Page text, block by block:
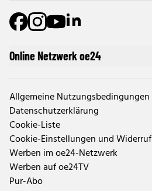
Online Netzwerk oe24
Allgemeine Nutzungsbedingungen
Datenschutzerklärung
Cookie-Liste
Cookie-Einstellungen und Widerruf
Werben im oe24-Netzwerk
Werben auf oe24TV
Pur-Abo